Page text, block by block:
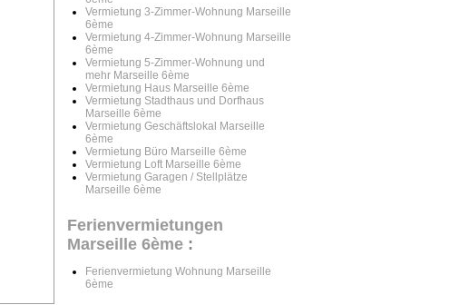
Vermietung 3-Zimmer-Wohnung Marseille
6ème
Vermietung 4-Zimmer-Wohnung Marseille
6ème
Vermietung 5-Zimmer-Wohnung und
mehr Marseille 6ème
Vermietung Haus Marseille 6ème
Vermietung Stadthaus und Dorfhaus
Marseille 6ème
Vermietung Geschäftslokal Marseille
6ème
Vermietung Büro Marseille 6ème
Vermietung Loft Marseille 6ème
Vermietung Garagen / Stellplätze
Marseille 6ème
Ferienvermietungen
Marseille 6ème :
Ferienvermietung Wohnung Marseille
6ème